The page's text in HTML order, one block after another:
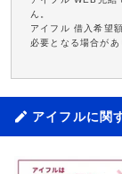
ん。
アイフル 借入希望
必要となる場合があ
アイフルに関